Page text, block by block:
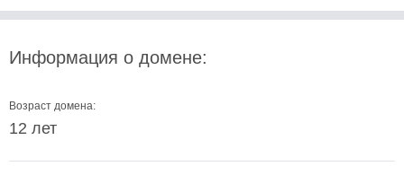
Информация о домене:
Возраст домена:
12 лет